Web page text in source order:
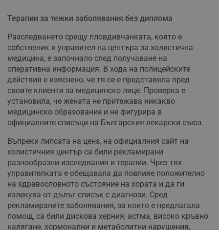
Терапии за тежки заболявания без диплома
Разследването срещу пловдивчанката, която е
собственик и управител на центъра за холистична
медицина, е започнало след получаване на
оперативна информация. В хода на полицейските
действия е изяснено, че тя се е представяла пред
своите клиенти за медицинско лице. Проверка е
установила, че жената не притежава никакво
медицинско образование и не фигурира в
официалните списъци на Българския лекарски съюз.
Въпреки липсата на ценз, на официалния сайт на
холистичния център са били рекламирани
разнообразни изследвания и терапии. Чрез тях
управителката е обещавала да повлияе положително
на здравословното състояние на хората и да ги
излекува от дълъг списък с диагнози. Сред
рекламираните заболявания, за които е предлагала
помощ, са били дискова херния, астма, високо кръвно
налягане, хормонални и метаболитни нарушения,